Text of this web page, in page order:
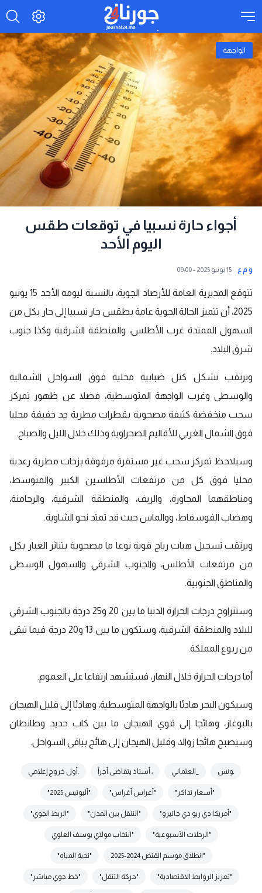
الواجهة
أجواء حارة نسبيا في توقعات طقس
اليوم الأحد
و م ع 15 يونيو 2025 - 09:00
تتوقع المديرية العامة للأرصاد الجوية، بالنسبة ليومه الأحد 15 يونيو
2025، أن تتميز الحالة الجوية عامة بطقس حار نسبيا إلى حار بكل من
السهول الممتدة غرب الأطلس، والمنطقة الشرقية وكذا جنوب
شرق البلاد.
ويرتقب تشكل كتل ضبابية محلية فوق السواحل الشمالية
والوسطى وغرب الواجهة المتوسطية، فضلا عن ظهور تمركز
سحب منخفضة كثيفة مصحوبة بقطرات مطرية جد خفيفة محليا
فوق الشمال الغربي للأقاليم الصحراوية وذلك خلال الليل والصباح.
وسيلاحظ تمركز سحب غير مستقرة مرفوقة بزخات مطرية رعدية
محليا فوق كل من مرتفعات الأطلسين الكبير والمتوسط،
ومناطقهما المجاورة، والريف، والمنطقة الشرقية، والرحامنة،
وهضاب الفوسفاط، ووالماس حيث قد تمتد نحو الشاوية.
ويرتقب تسجيل هبات رياح قوية نوعا ما مصحوبة بتناثر الغبار بكل
من مرتفعات الأطلس، والجنوب الشرقي والسهول الوسطى
والمناطق الجنوبية.
وستتراوح درجات الحرارة الدنيا ما بين 20 و25 درجة بالجنوب الشرقي
للبلاد والمنطقة الشرقية، وستكون ما بين 13 و20 درجة فيما تبقى
من ربوع المملكة.
أما درجات الحرارة خلال النهار، فستشهد ارتفاعا على العموم.
وسيكون البحر هادئا بالواجهة المتوسطية، وهادئا إلى قليل الهيجان
بالبوغاز، وهائجا إلى قوي الهيجان ما بين كاب حديد وطانطان
وسيصبح هائجا زوالا، وقليل الهيجان إلى هائج بباقي السواحل.
ـونس _العثماني : أستاذ يتقاضى أجراً .أول خروج إعلامي
"أسعار تذاكر" "أغراس أغراس" "أليوتيس 2025"
"أمريكا دي ريو دي جانيرو" "التنقل بين المدن" "الربط الجوي"
"الرحلات الأسبوعية" "انتخاب مولاي يوسف العلوي
"انطلاق موسم القنص 2024-2025 "تحية المياه"
"تعزيز الروابط الاقتصادية" "حركة التنقل" "خط جوي مباشر"